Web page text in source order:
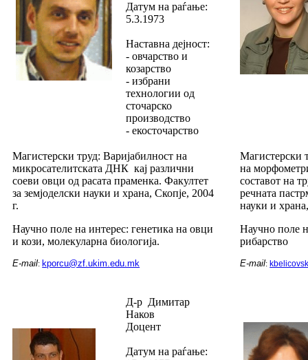
Датум на раѓање:
5.3.1973
Наставна дејност:
- овчарство и
козарство
- избрани
технологии од
сточарско
производство
- екосточарство
Магистерски труд: Варијабилност на
микросателитската ДНК кај различни
соеви овци од расата праменка. Факултет
за земјоделски науки и храна, Скопје, 2004
г.
Научно поле на интерес: генетика на овци
и кози, молекуларна биологија.
E-mail: kporcu@zf.ukim.edu.mk
Магистерски
на
составот на
речната
науки и
Научно поле
рибарство
E-mail:
Д-р Димитар
Наков
Доцент
Датум на раѓање: